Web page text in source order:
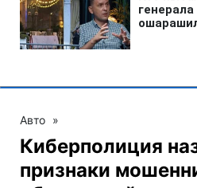
Авто »
Киберполиция
признаки